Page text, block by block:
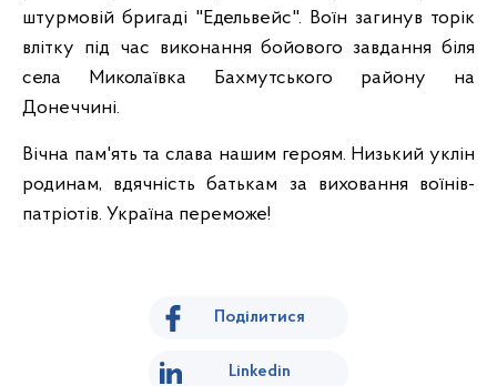
штурмовій бригаді "Едельвейс". Воїн загинув торік
влітку під час виконання бойового завдання біля
села Миколаївка Бахмутського району на
Донеччині.
Вічна пам'ять та слава нашим героям. Низький уклін
родинам, вдячність батькам за виховання воїнів-
патріотів. Україна переможе!
Поділитися
Linkedin